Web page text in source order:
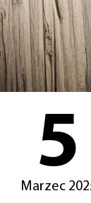
5
Marzec